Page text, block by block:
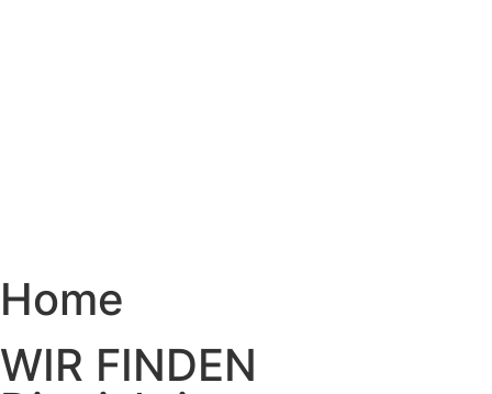
Home
WIR FINDEN